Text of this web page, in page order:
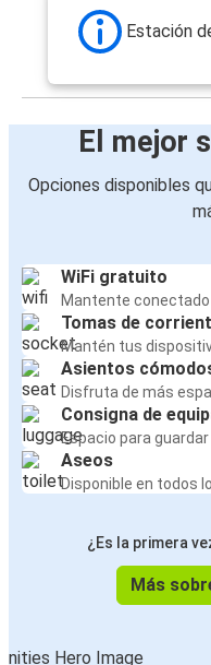
Estación
El mejor
Opciones disponibles
WiFi gratuito
Mantente
Tomas de
Mantén tus
Asientos
Disfruta de más
Consigna de
Espacio para
Aseos
Disponible en todos
¿Es la primera
Más